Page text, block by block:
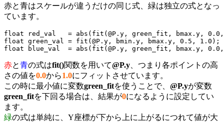
赤と青はスケールが違うだけの同じ式、緑は独立の式となっ
ています。
float red_val   = abs(fit(@P.y, green_fit, bmax.y,
float green_val = fit(@P.y, bmin.y, bmax.y, 0.5, 1.0);
float blue_val  = abs(fit(@P.y, green_fit, bmax.y,
赤と青の式はfit()関数を用いて@P.y 、つまり各ポイントの高
さの値を0.0から1.0にフィットさせています。
この時に最小値に変数green_fitを使うことで、 @P.yが変数
green_fitを下回る場合は、結果が0になるように設定してい
ます。
緑の式は単純に、Y座標が下から上に上がるにつれて値が大